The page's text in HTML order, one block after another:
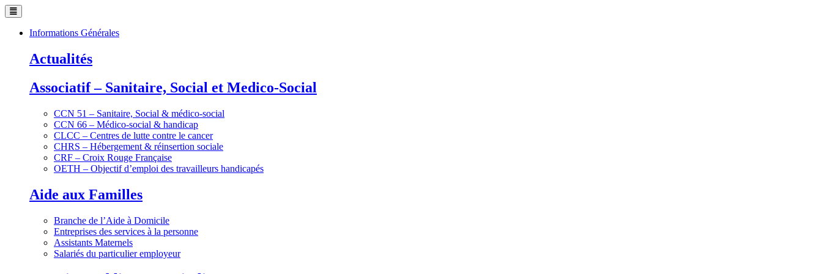
Informations Générales
Actualités
Associatif – Sanitaire, Social et Medico-Social
CCN 51 – Sanitaire, Social & médico-social
CCN 66 – Médico-social & handicap
CLCC – Centres de lutte contre le cancer
CHRS – Hébergement & réinsertion sociale
CRF – Croix Rouge Française
OETH – Objectif d’emploi des travailleurs handicapés
Aide aux Familles
Branche de l’Aide à Domicile
Entreprises des services à la personne
Assistants Maternels
Salariés du particulier employeur